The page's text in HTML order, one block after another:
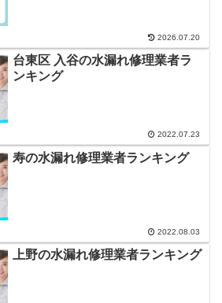
2026.07.20
台東区 入谷の水漏れ修理業者ラ
ンキング
2022.07.23
寿の水漏れ修理業者ランキング
2022.08.03
上野の水漏れ修理業者ランキング